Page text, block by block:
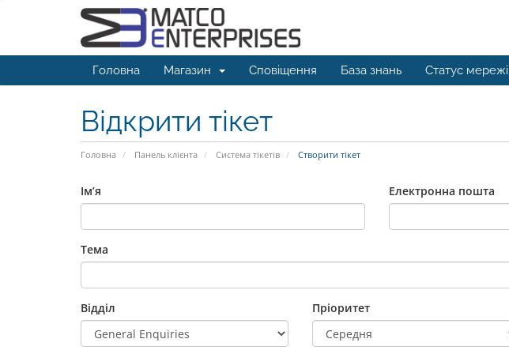
Головна Магазин Сповіщення База знань Статус мережі
Відкрити тікет
Головна Панель клієнта Система тікетів Створити тікет
Ім’я Електронна пошта
Тема
Відділ Пріоритет